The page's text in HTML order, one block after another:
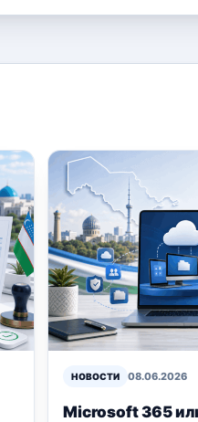
НОВОСТИ 08.06.2026
Microsoft 365